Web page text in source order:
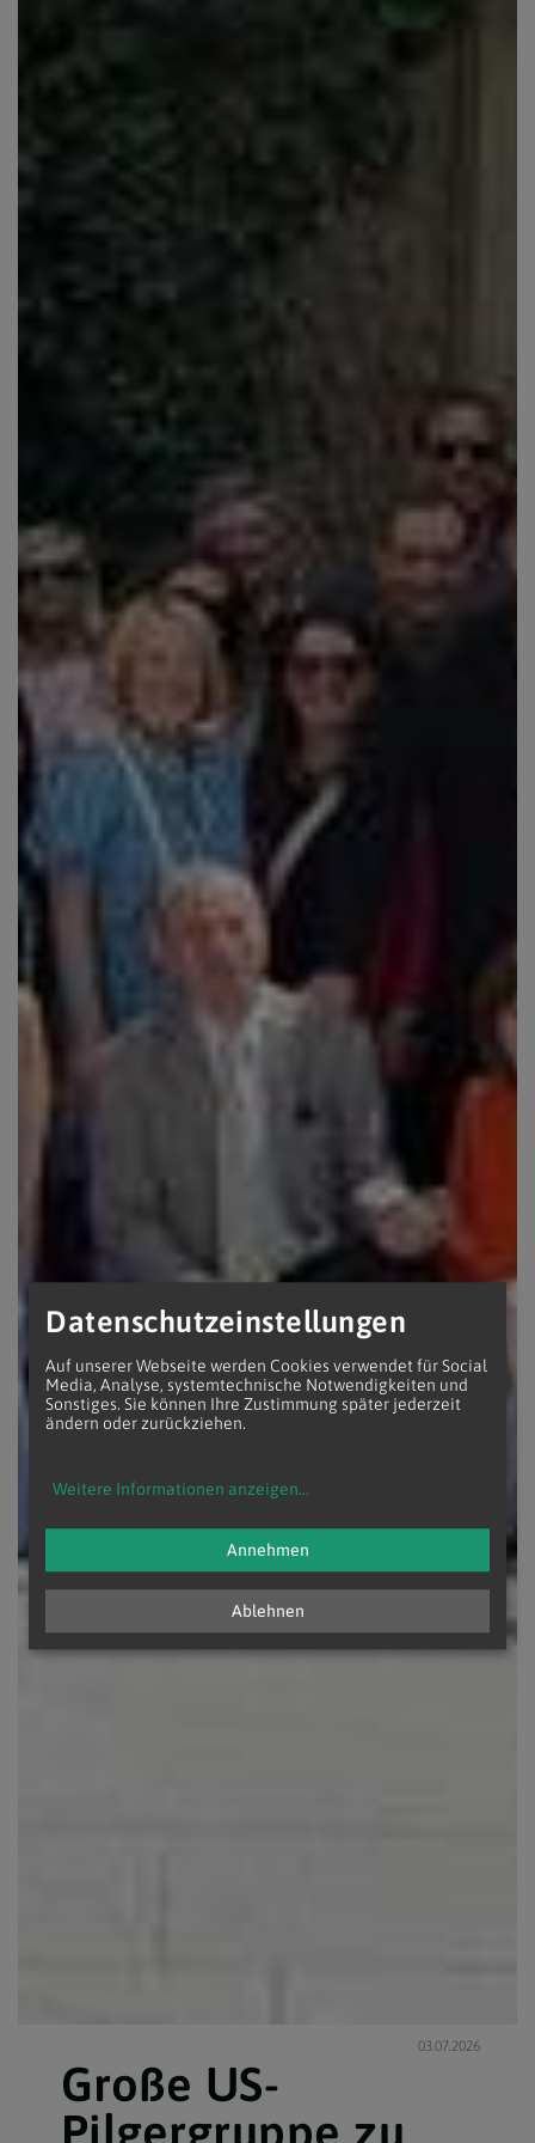
03.07.2026
Große US-
Pilgergruppe zu
Datenschutzeinstellungen
Auf unserer Webseite werden Cookies verwendet für Social
Media, Analyse, systemtechnische Notwendigkeiten und
Sonstiges. Sie können Ihre Zustimmung später jederzeit
ändern oder zurückziehen.
Weitere Informationen anzeigen...
Ablehnen
Annehmen